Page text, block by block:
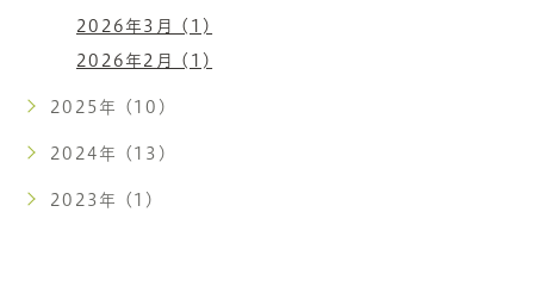
2026年3月 (1)
2026年2月 (1)
2025年 (10)
2024年 (13)
2023年 (1)